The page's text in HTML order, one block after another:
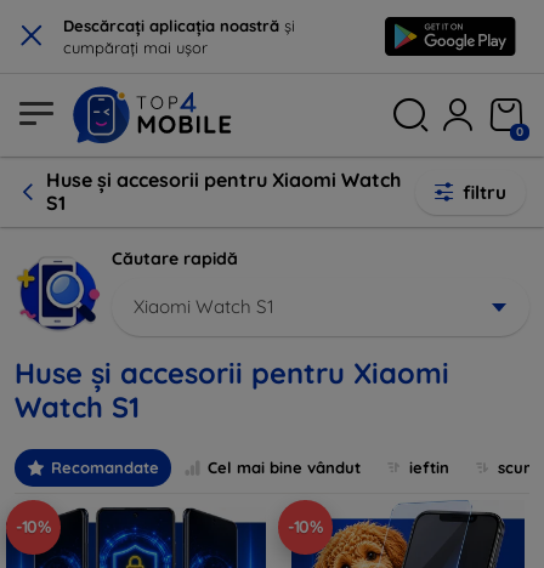
× Descărcați aplicația noastră și
cumpărați mai ușor
0
Huse și accesorii pentru Xiaomi Watch
S1
filtru
Căutare rapidă
Xiaomi Watch S1
Huse și accesorii pentru Xiaomi
Watch S1
Recomandate Cel mai bine vândut ieftin
-10% -10%